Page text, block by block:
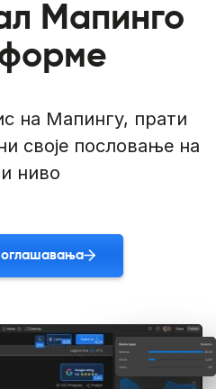
Мапинго
на Мапингу, прати
своје пословање на
ниво
оглашавања